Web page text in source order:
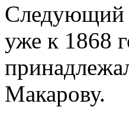
Следующий
уже к 1868
Макарову.